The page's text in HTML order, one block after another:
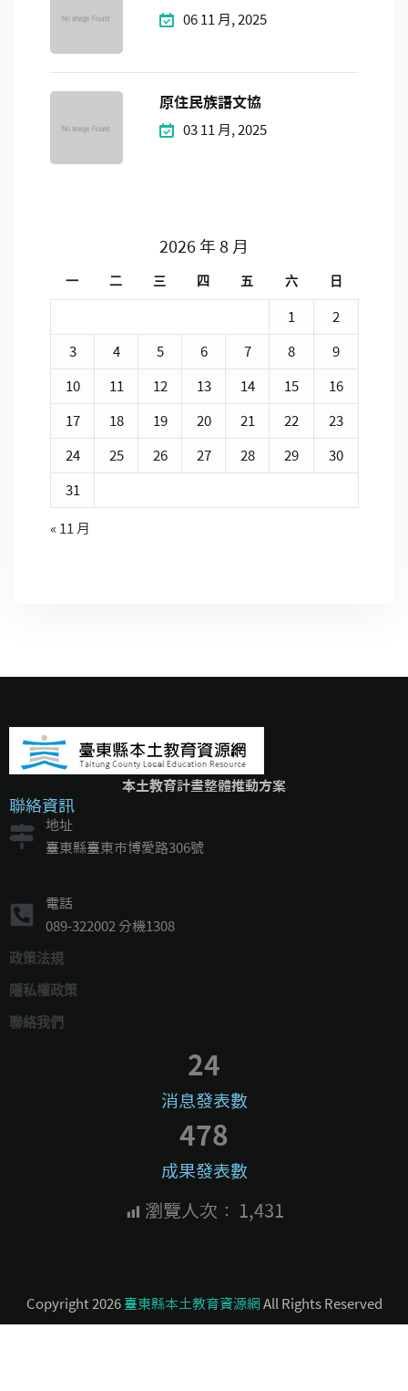
06 11 月, 2025
原住民族語文協
03 11 月, 2025
2026 年 8 月
一 二 三 四 五 六 日
1 2
3 4 5 6 7 8 9
10 11 12 13 14 15 16
17 18 19 20 21 22 23
24 25 26 27 28 29 30
31
« 11 月
本土教育計畫整體推動方案
聯絡資訊
地址
臺東縣臺東市博愛路306號
電話
089-322002 分機1308
政策法規
隱私權政策
聯絡我們
消息發表數
24
成果發表數
478
瀏覽人次： 1,431
Copyright 2026 臺東縣本土教育資源網 All Rights Reserved